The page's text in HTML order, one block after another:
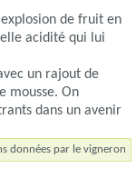
de fruit en
acidité qui lui
un rajout de
mousse. On
dans un avenir
données par le vigneron